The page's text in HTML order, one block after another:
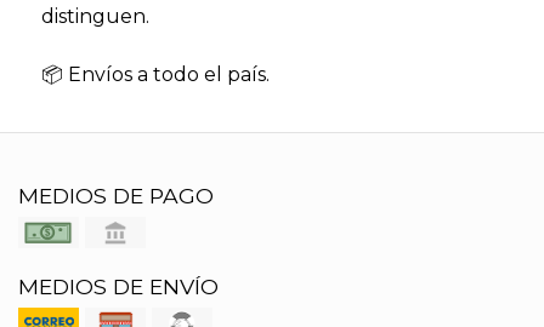
distinguen.
📦 Envíos a todo el país.
MEDIOS DE PAGO
MEDIOS DE ENVÍO